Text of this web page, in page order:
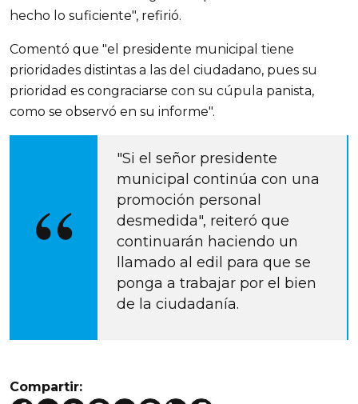
hecho lo suficiente", refirió.
Comentó que "el presidente municipal tiene
prioridades distintas a las del ciudadano, pues su
prioridad es congraciarse con su cúpula panista,
como se observó en su informe".
"Si el señor presidente
municipal continúa con una
promoción personal
desmedida", reiteró que
continuarán haciendo un
llamado al edil para que se
ponga a trabajar por el bien
de la ciudadanía.
Compartir: